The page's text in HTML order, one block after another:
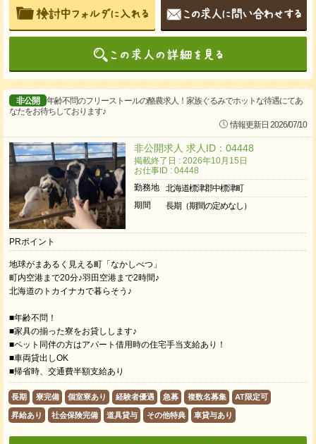
非公開
年齢不問のフリーストールの酪農求人！家族ぐるみでホットな待遇にてあ
なたをお待ちしております♪
情報更新日 2026/07/10
非公開求人 求人ID：04448
掲載終了日 : 2026年10月15日
お仕事ID : 04448
勤務地
北海道標津郡中標津町
期間
長期（期間の定めなし）
PRポイント
地球がまあるく見える町「なかしべつ」
町内空港まで20分♪羽田空港まで2時間♪
北海道のトカイナカで暮らそう♪
■年齢不問！
■家具の揃った寮をお貸しします♪
■ペット同伴の方はアパート借用時の住宅手当支給あり！
■車両貸出しOK
■帰省時、交通費半額支給あり
長期 寮完備 個室寮あり 経験者優遇 急募 複数名募集 AT限定可
昇給あり 社会保険完備 道具貸与 その他特典 車貸与あり